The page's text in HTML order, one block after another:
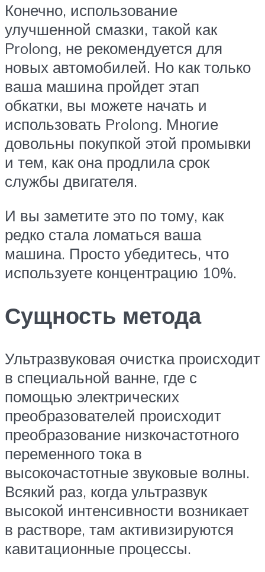
Конечно, использование
улучшенной смазки, такой как
Prolong, не рекомендуется для
новых автомобилей. Но как только
ваша машина пройдет этап
обкатки, вы можете начать и
использовать Prolong. Многие
довольны покупкой этой промывки
и тем, как она продлила срок
службы двигателя.
И вы заметите это по тому, как
редко стала ломаться ваша
машина. Просто убедитесь, что
используете концентрацию 10%.
Сущность метода
Ультразвуковая очистка происходит
в специальной ванне, где с
помощью электрических
преобразователей происходит
преобразование низкочастотного
переменного тока в
высокочастотные звуковые волны.
Всякий раз, когда ультразвук
высокой интенсивности возникает
в растворе, там активизируются
кавитационные процессы.